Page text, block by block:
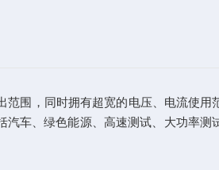
围，同时拥有超宽的电压、电流使用
车、绿色能源、高速测试、大功率测